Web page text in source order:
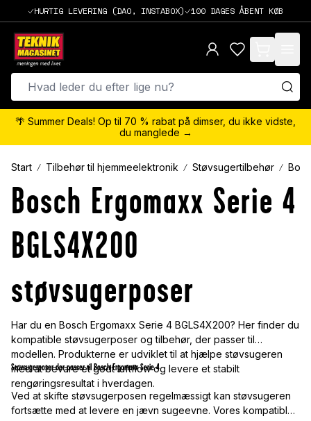
HURTIG LEVERING (DAO, INSTABOX) 100 DAGES ÅBENT KØB
items in cart,
🌴 Summer Deals! Op til 70 % rabat på dimser, du ikke vidste,
du manglede →
Start Tilbehør til hjemmeelektronik Støvsugertilbehør
Bosch Ergomaxx Serie 4
BGLS4X200
støvsugerposer
Har du en Bosch Ergomaxx Serie 4 BGLS4X200? Her finder du
kompatible støvsugerposer og tilbehør, der passer til
modellen. Produkterne er udviklet til at hjælpe støvsugeren
med at bevare et godt luftflow og levere et stabilt
rengøringsresultat i hverdagen.
Støvsugerposer der passer til Bosch Ergomaxx Serie 4
Ved at skifte støvsugerposen regelmæssigt kan støvsugeren
fortsætte med at levere en jævn sugeevne. Vores kompatible